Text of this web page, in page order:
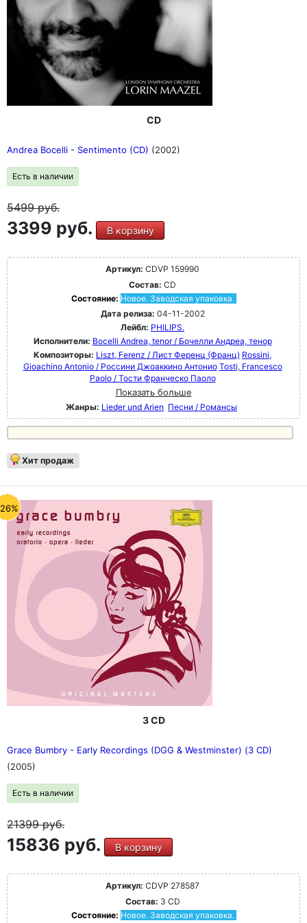
CD
Andrea Bocelli - Sentimento (CD) (2002)
Есть в наличии
5499руб.
3399 руб. В корзину
Артикул: CDVP 159990
Состав: CD
Состояние: Новое. Заводская упаковка.
Дата релиза: 04-11-2002
Лейбл: PHILIPS.
Исполнители: Bocelli Andrea, tenor / Бочелли Андреа, тенор
Композиторы: Liszt, Ferenz / Лист Ференц (Франц) Rossini,
Gioachino Antonio / Россини Джоаккино Антонио Tosti, Francesco
Paolo / Тости Франческо Паоло
Показать больше
Жанры: Lieder und Arien Песни / Романсы
Хит продаж
3 CD
Grace Bumbry - Early Recordings (DGG & Westminster) (3 CD)
(2005)
Есть в наличии
21399руб.
15836 руб. В корзину
Артикул: CDVP 278587
Состав: 3 CD
Состояние: Новое. Заводская упаковка.